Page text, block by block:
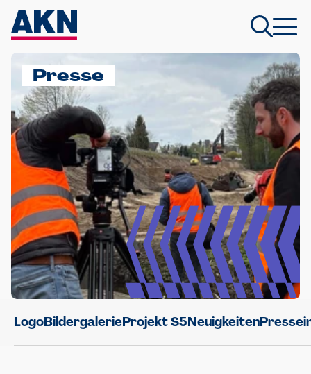
Presse
LogoBildergalerieProjekt S5Neuigkeiten